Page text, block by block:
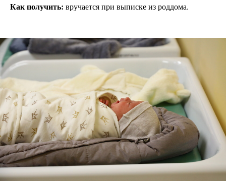
Как получить: вручается при выписке из роддома.